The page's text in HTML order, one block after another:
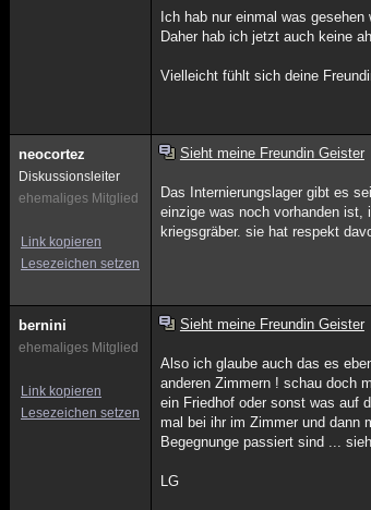
Ich hab nur einmal was
Daher hab ich jetzt auch keine
Vielleicht fühlt sich deine
neocortez
Diskussionsleiter
ehemaliges Mitglied
Link kopieren
Lesezeichen setzen
Sieht meine Freundin Geister
Das Internierungslager gibt es
einzige was noch vorhanden
kriegsgräber. sie hat respekt
bernini
ehemaliges Mitglied
Link kopieren
Lesezeichen setzen
Sieht meine Freundin Geister
Also ich glaube auch das es
anderen Zimmern ! schau doch
ein Friedhof oder sonst was auf
mal bei ihr im Zimmer und dann
Begegnunge passiert sind ...
LG